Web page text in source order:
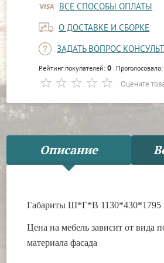
ВСЕ СПОСОБЫ ОПЛАТЫ
О ДОСТАВКЕ И СБОРКЕ
ЗАДАТЬ ВОПРОС
Рейтинг покупателей:0.
Оцените
Описание
Габариты Ш*Г*В 1130*430*1795
Цена на мебель зависит от вида
материала фасада